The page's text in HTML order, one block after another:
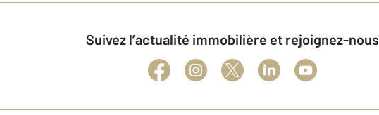
Suivez l’actualité immobilière et rejoignez-nous